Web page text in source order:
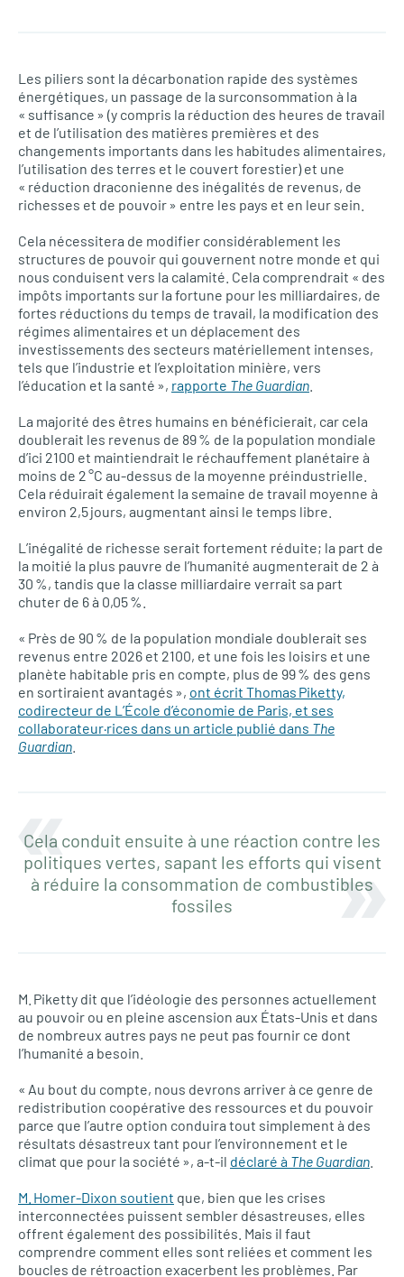
Les piliers sont la décarbonation rapide des systèmes
énergétiques, un passage de la surconsommation à la
« suffisance » (y compris la réduction des heures de travail
et de l’utilisation des matières premières et des
changements importants dans les habitudes alimentaires,
l’utilisation des terres et le couvert forestier) et une
« réduction draconienne des inégalités de revenus, de
richesses et de pouvoir » entre les pays et en leur sein.
Cela nécessitera de modifier considérablement les
structures de pouvoir qui gouvernent notre monde et qui
nous conduisent vers la calamité. Cela comprendrait « des
impôts importants sur la fortune pour les milliardaires, de
fortes réductions du temps de travail, la modification des
régimes alimentaires et un déplacement des
investissements des secteurs matériellement intenses,
tels que l’industrie et l’exploitation minière, vers
l’éducation et la santé », rapporte The Guardian
La majorité des êtres humains en bénéficierait, car cela
doublerait les revenus de 89 % de la population mondiale
d’ici 2100 et maintiendrait le réchauffement planétaire à
moins de 2 °C au-dessus de la moyenne préindustrielle.
Cela réduirait également la semaine de travail moyenne à
environ 2,5 jours, augmentant ainsi le temps libre.
L’inégalité de richesse serait fortement réduite; la part de
la moitié la plus pauvre de l’humanité augmenterait de 2 à
30 %, tandis que la classe milliardaire verrait sa part
chuter de 6 à 0,05 %.
« Près de 90 % de la population mondiale doublerait ses
revenus entre 2026 et 2100, et une fois les loisirs et une
planète habitable pris en compte, plus de 99 % des gens
en sortiraient avantagés », ont écrit Thomas Piketty,
codirecteur de L’École d’économie de Paris, et ses
collaborateur·rices dans un article publié dans The
Guardian
Cela conduit ensuite à une réaction contre les
politiques vertes, sapant les efforts qui visent
à réduire la consommation de combustibles
fossiles
M. Piketty dit que l’idéologie des personnes actuellement
au pouvoir ou en pleine ascension aux États-Unis et dans
de nombreux autres pays ne peut pas fournir ce dont
l’humanité a besoin.
« Au bout du compte, nous devrons arriver à ce genre de
redistribution coopérative des ressources et du pouvoir
parce que l’autre option conduira tout simplement à des
résultats désastreux tant pour l’environnement et le
climat que pour la société », a-t-il déclaré à The Guardian
M. Homer-Dixon soutient que, bien que les crises
interconnectées puissent sembler désastreuses, elles
offrent également des possibilités. Mais il faut
comprendre comment elles sont reliées et comment les
boucles de rétroaction exacerbent les problèmes. Par